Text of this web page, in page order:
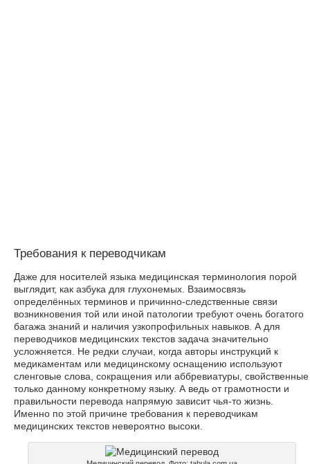
Требования к переводчикам
Даже для носителей языка медицинская терминология порой
выглядит, как азбука для глухонемых. Взаимосвязь
определённых терминов и причинно-следственные связи
возникновения той или иной патологии требуют очень богатого
багажа знаний и наличия узкопрофильных навыков. А для
переводчиков медицинских текстов задача значительно
усложняется. Не редки случаи, когда авторы инструкций к
медикаментам или медицинскому оснащению используют
сленговые слова, сокращения или аббревиатуры, свойственные
только данному конкретному языку. А ведь от грамотности и
правильности перевода напрямую зависит чья-то жизнь.
Именно по этой причине требования к переводчикам
медицинских текстов невероятно высоки.